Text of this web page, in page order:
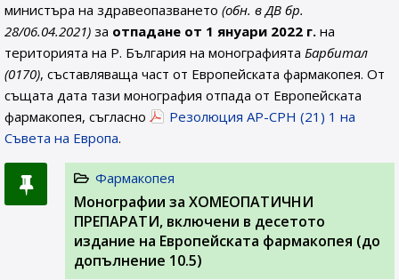
министъра на здравеопазването (обн. в ДВ бр.
28/06.04.2021) за отпадане от 1 януари 2022 г. на
територията на Р. България на монографията Барбитал
(0170), съставляваща част от Европейската фармакопея. От
същата дата тази монография отпада от Европейската
фармакопея, съгласно
Резолюция AP-CPH (21) 1 на
Съвета на Европа.
Фармакопея
Монографии за ХОМЕОПАТИЧНИ
ПРЕПАРАТИ, включени в десетото
издание на Европейската фармакопея (до
допълнение 10.5)